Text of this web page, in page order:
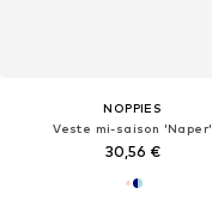
NOPPIES
Veste mi-saison 'Naper'
30,56 €